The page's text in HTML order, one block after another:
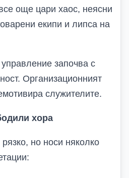
още цари хаос, неясни
екипи и липса на
започва с
Организационният
служителите.
хора
но носи няколко